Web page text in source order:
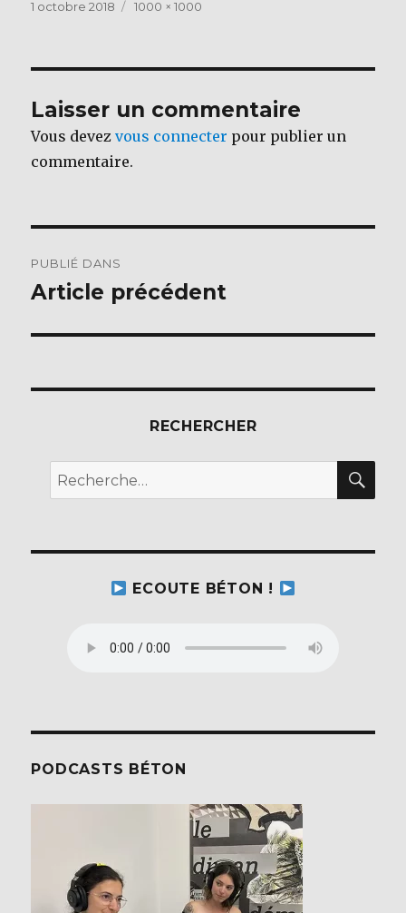
c
b
o
o
k
it
r
Publié
1 octobre 2018
Taille
1000 × 1000
Laisser un commentaire
Vous devezvous connecter pour publier un
commentaire.
de
PUBLIÉ DANS
Article précédent
RECHERCHER
Recherche
pour :
ECOUTE BÉTON !
PODCASTS BÉTON